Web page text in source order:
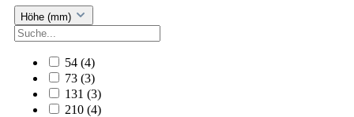
Höhe (mm)
54 (4)
73 (3)
131 (3)
210 (4)